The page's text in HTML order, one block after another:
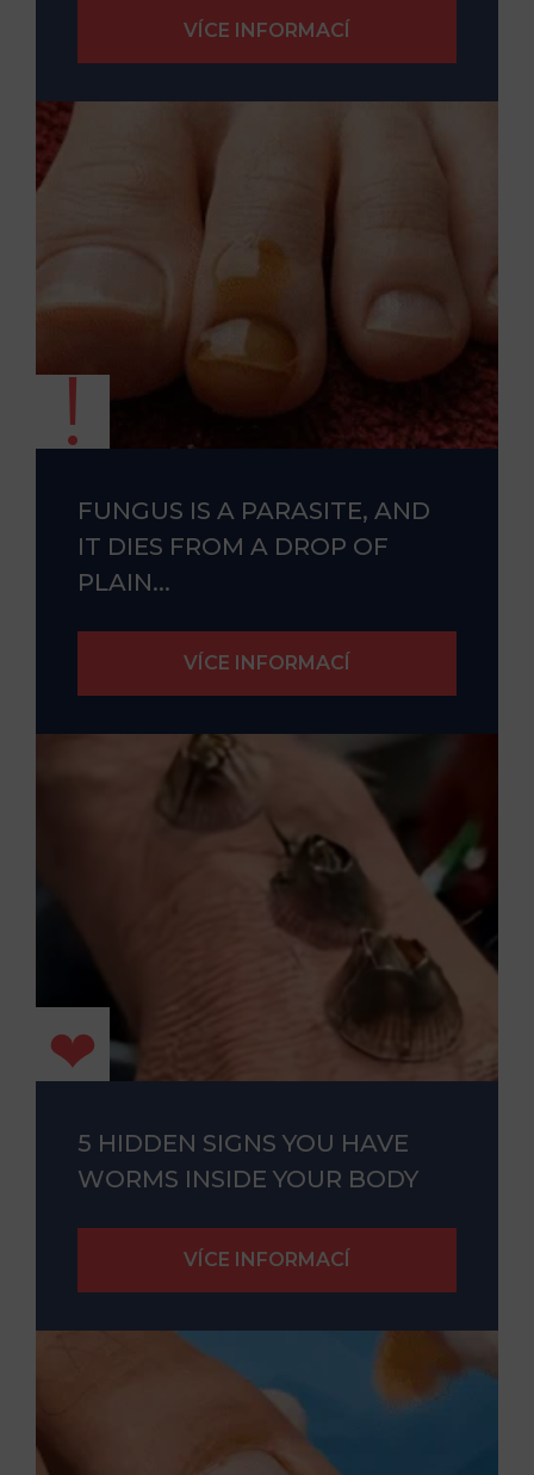
FUNGUS IS A PARASITE, AND
IT DIES FROM A DROP OF
PLAIN...
5 HIDDEN SIGNS YOU HAVE
WORMS INSIDE YOUR BODY